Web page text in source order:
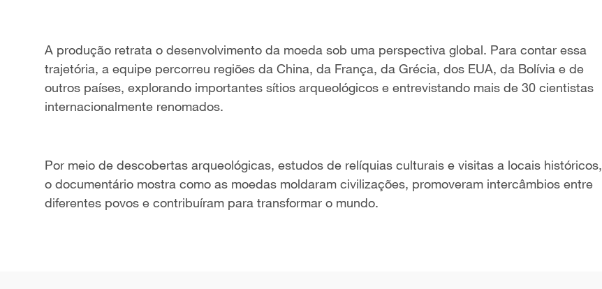
A produção retrata o desenvolvimento da moeda sob uma perspectiva global. Para contar essa
trajetória, a equipe percorreu regiões da China, da França, da Grécia, dos EUA, da Bolívia e de
outros países, explorando importantes sítios arqueológicos e entrevistando mais de 30 cientistas
internacionalmente renomados.
Por meio de descobertas arqueológicas, estudos de relíquias culturais e visitas a locais históricos,
o documentário mostra como as moedas moldaram civilizações, promoveram intercâmbios entre
diferentes povos e contribuíram para transformar o mundo.